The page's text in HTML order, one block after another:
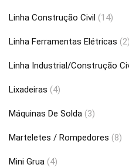
Linha Construção Civil (14)
Linha Ferramentas Elétricas (2)
Linha Industrial/Construção
Lixadeiras (4)
Máquinas De Solda (3)
Marteletes / Rompedores (8)
Mini Grua (4)